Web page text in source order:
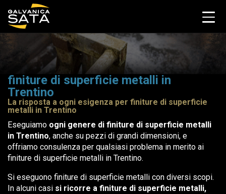
finiture di superficie metalli in
Trentino
La risposta a ogni esigenza per finiture di superficie
metalli in Trentino
Eseguiamo ogni genere di finiture di superficie metalli
in Trentino, anche su pezzi di grandi dimensioni, e
offriamo consulenza per qualsiasi problema in merito ai
finiture di superficie metalli in Trentino.
Si eseguono finiture di superficie metalli con diversi scopi.
In alcuni casi si ricorre a finiture di superficie metalli,